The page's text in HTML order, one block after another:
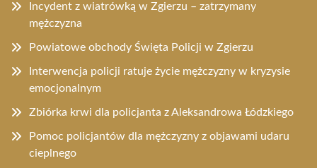
Incydent z wiatrówką w Zgierzu – zatrzymany
mężczyzna
Powiatowe obchody Święta Policji w Zgierzu
Interwencja policji ratuje życie mężczyzny w kryzysie
emocjonalnym
Zbiórka krwi dla policjanta z Aleksandrowa Łódzkiego
Pomoc policjantów dla mężczyzny z objawami udaru
cieplnego